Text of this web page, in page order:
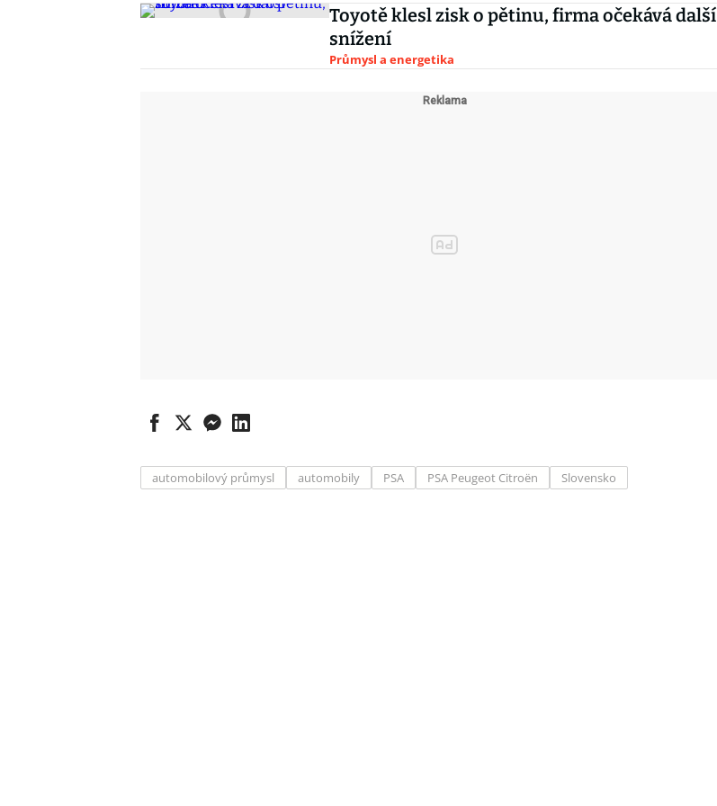
Toyotě klesl zisk o pětinu, firma očekává další
snížení
Průmysl a energetika
automobilový průmysl automobily PSA PSA Peugeot Citroën Slovensko